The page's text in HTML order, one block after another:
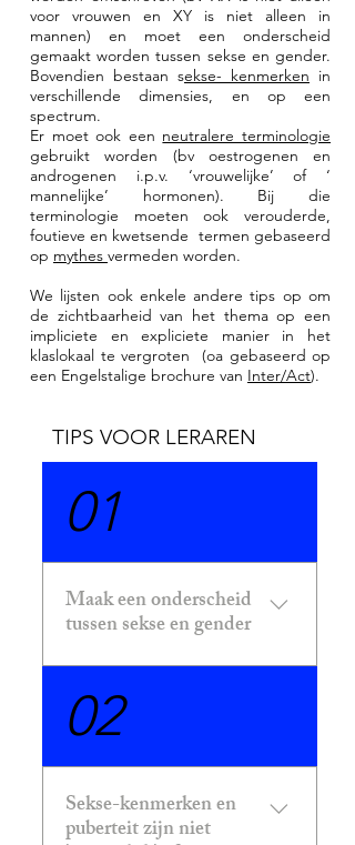
voor vrouwen en XY is niet alleen in
mannen) en moet een onderscheid
gemaakt worden tussen sekse en gender.
Bovendien bestaan sekse- kenmerken in
verschillende dimensies, en op een
spectrum.
Er moet ook een neutralere terminologie
gebruikt worden (bv oestrogenen en
androgenen i.p.v. ‘vrouwelijke’ of ‘
mannelijke’ hormonen). Bij die
terminologie moeten ook verouderde,
foutieve en kwetsende termen gebaseerd
op mythes vermeden worden.
We lijsten ook enkele andere tips op om
de zichtbaarheid van het thema op een
impliciete en expliciete manier in het
klaslokaal te vergroten (oa gebaseerd op
een Engelstalige brochure van Inter/Act).
TIPS VOOR LERAREN
01
Maak een onderscheid
tussen sekse en gender
verschillende dingen. Sekse-
kenmerken gaan over onze
biologische achtergrond, de
reproductieve organen
waarmee we zijn geboren en
02
Sekse-kenmerken en
puberteit zijn niet